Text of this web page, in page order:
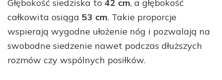
Głębokość siedziska to 42 cm, a głębokość
całkowita osiąga 53 cm. Takie proporcje
wspierają wygodne ułożenie nóg i pozwalają na
swobodne siedzenie nawet podczas dłuższych
rozmów czy wspólnych posiłków.